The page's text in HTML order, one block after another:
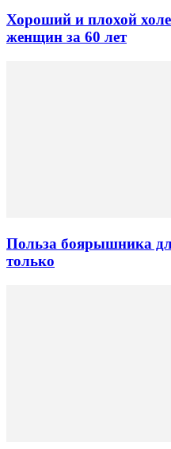
Хороший и плохой
женщин за 60 лет
Польза боярышника
только